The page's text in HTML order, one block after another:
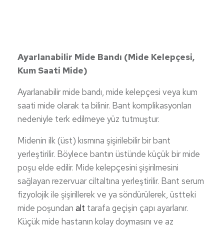
Ayarlanabilir Mide Bandı (Mide Kelepçesi,
Kum Saati Mide)
Ayarlanabilir mide bandı, mide kelepçesi veya kum
saati mide olarak ta bilinir. Bant komplikasyonları
nedeniyle terk edilmeye yüz tutmuştur.
Midenin ilk (üst) kısmına şişirilebilir bir bant
yerleştirilir. Böylece bantın üstünde küçük bir mide
poşu elde edilir. Mide kelepçesini şişirilmesini
sağlayan rezervuar ciltaltına yerleştirilir. Bant serum
fizyolojik ile şişirillerek ve ya söndürülerek, üstteki
mide poşundan alt tarafa geçişin çapı ayarlanır.
Küçük mide hastanın kolay doymasını ve az